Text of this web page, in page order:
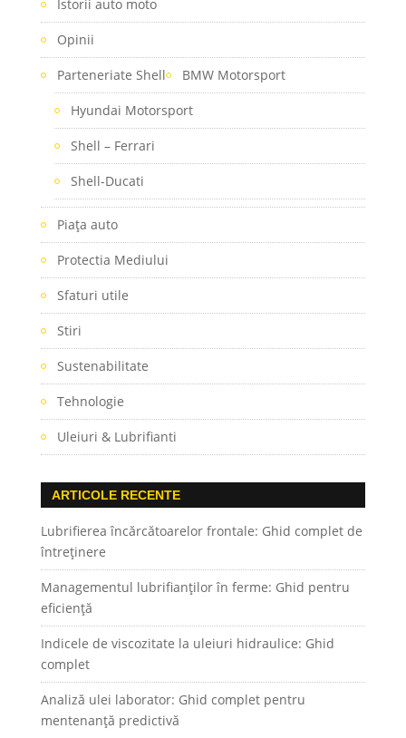
Istorii auto moto
Opinii
Parteneriate Shell BMW Motorsport
Hyundai Motorsport
Shell – Ferrari
Shell-Ducati
Piaţa auto
Protectia Mediului
Sfaturi utile
Stiri
Sustenabilitate
Tehnologie
Uleiuri & Lubrifianti
ARTICOLE RECENTE
Lubrifierea încărcătoarelor frontale: Ghid complet de
întreținere
Managementul lubrifianților în ferme: Ghid pentru
eficiență
Indicele de viscozitate la uleiuri hidraulice: Ghid
complet
Analiză ulei laborator: Ghid complet pentru
mentenanță predictivă